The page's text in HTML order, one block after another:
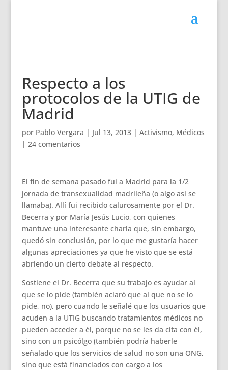
Respecto a los
protocolos de la UTIG de
Madrid
por Pablo Vergara | Jul 13, 2013| Activismo, Médicos
| 24 comentarios
El fin de semana pasado fui a Madrid para la 1/2
jornada de transexualidad madrileña (o algo así se
llamaba). Allí fui recibido calurosamente por el Dr.
Becerra y por María Jesús Lucio, con quienes
mantuve una interesante charla que, sin embargo,
quedó sin conclusión, por lo que me gustaría hacer
algunas apreciaciones ya que he visto que se está
abriendo un cierto debate al respecto.
Sostiene el Dr. Becerra que su trabajo es ayudar al
que se lo pide (también aclaró que al que no se lo
pide, no), pero cuando le señalé que los usuarios que
acuden a la UTIG buscando tratamientos médicos no
pueden acceder a él, porque no se les da cita con él,
sino con un psicólgo (también podría haberle
señalado que los servicios de salud no son una ONG,
sino que está financiados con cargo a los